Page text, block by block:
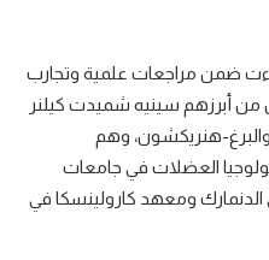
ضمن مراجعات علمية وتجارب
من أبرزهم سينيه شميدت كيلنر
هنريكشون، وهم
العضلات في جامعات
الدنمارك ومعهد كارولينسكا في